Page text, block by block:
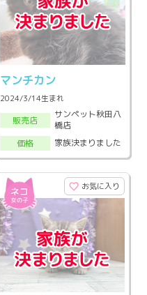
マンチカン
2024/3/14生まれ
販売店
サンペット秋田八
橋店
価格
家族決まりました
お気に入り